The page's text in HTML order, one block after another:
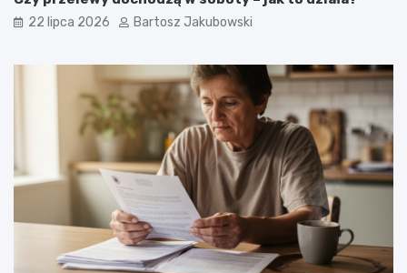
22 lipca 2026 Bartosz Jakubowski